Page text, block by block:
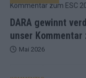
DARA gewinnt
unser Kommentar
Mai 2026